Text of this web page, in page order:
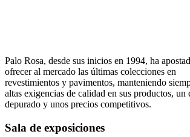
Palo Rosa, desde sus inicios en 1994, ha
ofrecer al mercado las últimas colecciones en
revestimientos y pavimentos, manteniendo
altas exigencias de calidad en sus productos, un
depurado y unos precios competitivos.
Sala de exposiciones